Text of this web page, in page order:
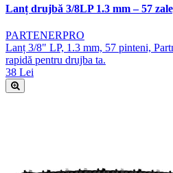
Lanț drujbă 3/8LP 1.3 mm – 57
PARTENERPRO
Lanț 3/8" LP, 1.3 mm, 57 pinteni,
rapidă pentru drujba ta.
38 Lei